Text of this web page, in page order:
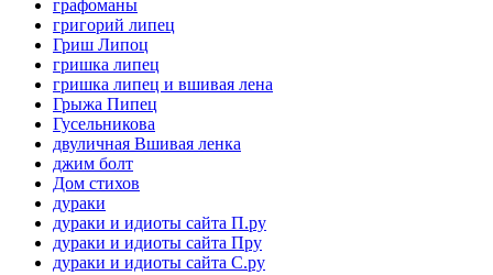
графоманы
григорий липец
Гриш Липоц
гришка липец
гришка липец и вшивая лена
Грыжа Пипец
Гусельникова
двуличная Вшивая ленка
джим болт
Дом стихов
дураки
дураки и идиоты сайта П.ру
дураки и идиоты сайта Пру
дураки и идиоты сайта С.ру